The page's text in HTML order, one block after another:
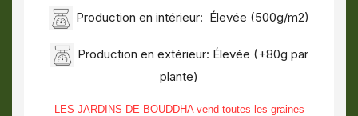
Production en intérieur: Élevée (500g/m2)
Production en extérieur: Élevée (+80g par
plante)
LES JARDINS DE BOUDDHA vend toutes les graines